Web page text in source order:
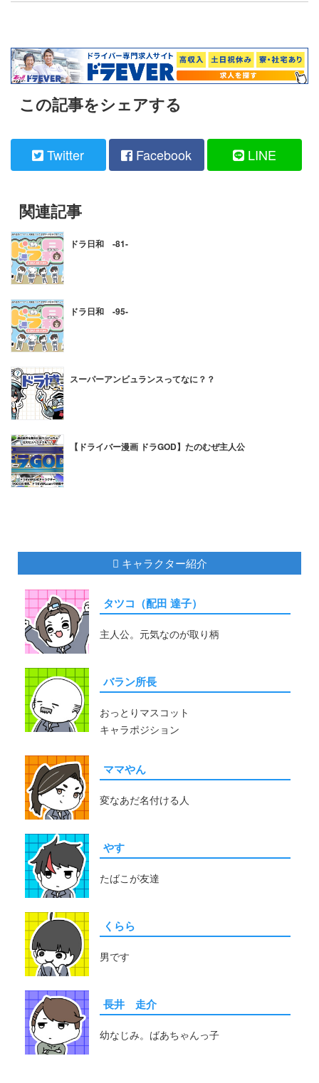
この記事をシェアする
Twitter Facebook LINE
関連記事
ドラ日和 -81-
ドラ日和 -95-
スーパーアンビュランスってなに？？
【ドライバー漫画 ドラGOD】たのむぜ主人公
キャラクター紹介
タツコ（配田 達子）
主人公。元気なのが取り柄
バラン所長
おっとりマスコット
キャラポジション
ママやん
変なあだ名付ける人
やす
たばこが友達
くらら
男です
長井 走介
幼なじみ。ばあちゃんっ子